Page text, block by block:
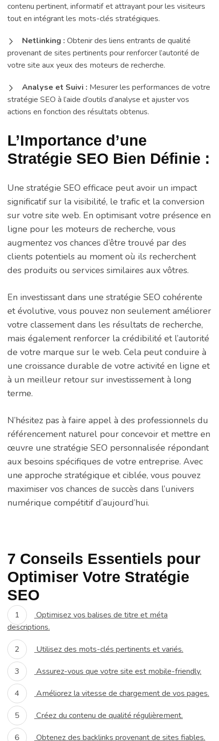
contenu pertinent, informatif et attrayant pour les visiteurs
tout en intégrant les mots-clés stratégiques.
Netlinking : Obtenir des liens entrants de qualité
provenant de sites pertinents pour renforcer l’autorité de
votre site aux yeux des moteurs de recherche.
Analyse et Suivi : Mesurer les performances de votre
stratégie SEO à l’aide d’outils d’analyse et ajuster vos
actions en fonction des résultats obtenus.
L’Importance d’une
Stratégie SEO Bien Définie :
Une stratégie SEO efficace peut avoir un impact
significatif sur la visibilité, le trafic et la conversion
sur votre site web. En optimisant votre présence en
ligne pour les moteurs de recherche, vous
augmentez vos chances d’être trouvé par des
clients potentiels au moment où ils recherchent
des produits ou services similaires aux vôtres.
En investissant dans une stratégie SEO cohérente
et évolutive, vous pouvez non seulement améliorer
votre classement dans les résultats de recherche,
mais également renforcer la crédibilité et l’autorité
de votre marque sur le web. Cela peut conduire à
une croissance durable de votre activité en ligne et
à un meilleur retour sur investissement à long
terme.
N’hésitez pas à faire appel à des professionnels du
référencement naturel pour concevoir et mettre en
œuvre une stratégie SEO personnalisée répondant
aux besoins spécifiques de votre entreprise. Avec
une approche stratégique et ciblée, vous pouvez
maximiser vos chances de succès dans l’univers
numérique compétitif d’aujourd’hui.
7 Conseils Essentiels pour
Optimiser Votre Stratégie
SEO
Optimisez vos balises de titre et méta
descriptions.
Utilisez des mots-clés pertinents et variés.
Assurez-vous que votre site est mobile-friendly.
Améliorez la vitesse de chargement de vos pages.
Créez du contenu de qualité régulièrement.
Obtenez des backlinks provenant de sites fiables.